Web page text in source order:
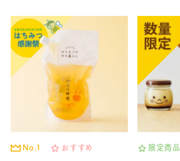
No.1 おすすめ 限定商品